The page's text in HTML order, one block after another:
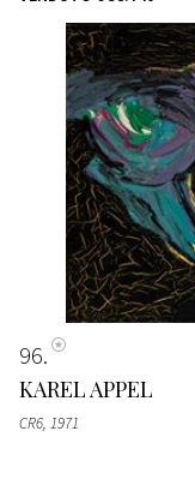
96
KAREL APPEL
CR6, 1971